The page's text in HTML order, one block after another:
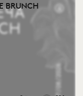
BRUNCH